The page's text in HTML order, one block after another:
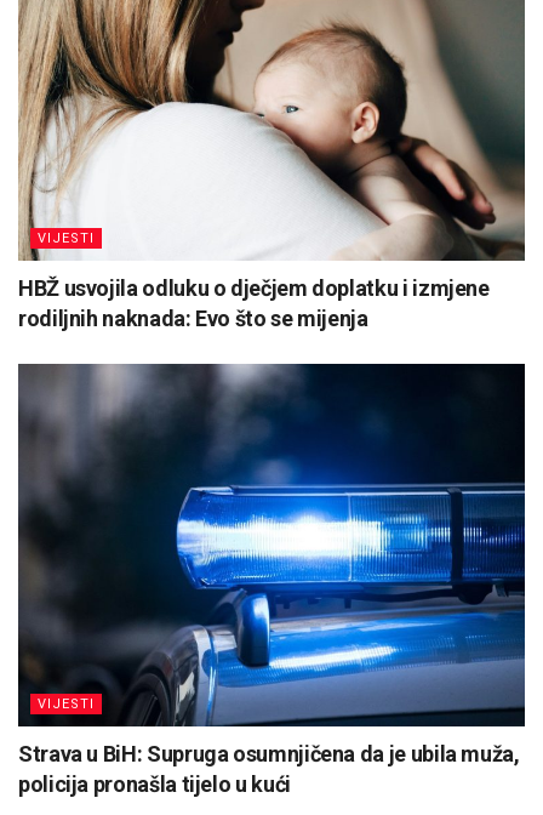
VIJESTI
HBŽ usvojila odluku o dječjem doplatku i izmjene
rodiljnih naknada: Evo što se mijenja
VIJESTI
Strava u BiH: Supruga osumnjičena da je ubila muža,
policija pronašla tijelo u kući